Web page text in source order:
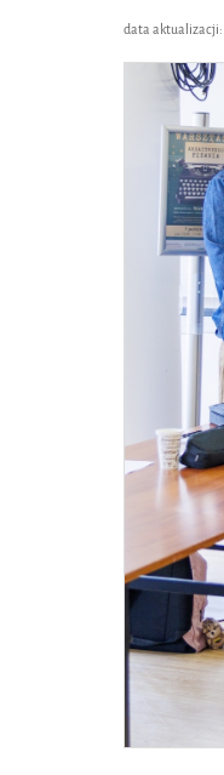
data aktualizacji: